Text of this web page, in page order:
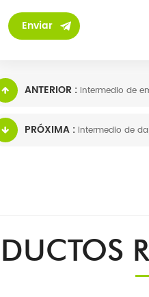
ANTERIOR : Intermedio de
PRÓXIMA : Intermedio de